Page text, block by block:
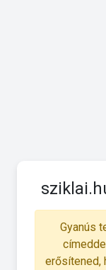
Gyanús
erősítened,